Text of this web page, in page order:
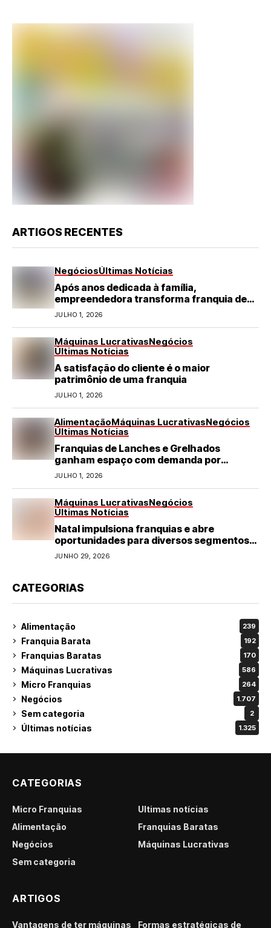
ARTIGOS RECENTES
NegóciosÚltimas Notícias
Após anos dedicada à família,
empreendedora transforma franquia de
turismo em negócio de destaque no RN
JULHO 1, 2026
Máquinas LucrativasNegócios
Últimas Notícias
A satisfação do cliente é o maior
patrimônio de uma franquia
JULHO 1, 2026
AlimentaçãoMáquinas LucrativasNegócios
Últimas Notícias
Franquias de Lanches e Grelhados
ganham espaço com demanda por
refeições rápidas e de qualidade
JULHO 1, 2026
Máquinas LucrativasNegócios
Últimas Notícias
Natal impulsiona franquias e abre
oportunidades para diversos segmentos
do varejo
JUNHO 29, 2026
CATEGORIAS
Alimentação 239
Franquia Barata 192
Franquias Baratas 170
Máquinas Lucrativas 586
Micro Franquias 264
Negócios 1.707
Sem categoria 2
Últimas notícias 1.325
CATEGORIAS
Micro Franquias
Últimas notícias
Alimentação
Franquias Baratas
Negócios
Máquinas Lucrativas
Sem categoria
ARTIGOS
Vantagens de ter máquinas Formas estratégicas de